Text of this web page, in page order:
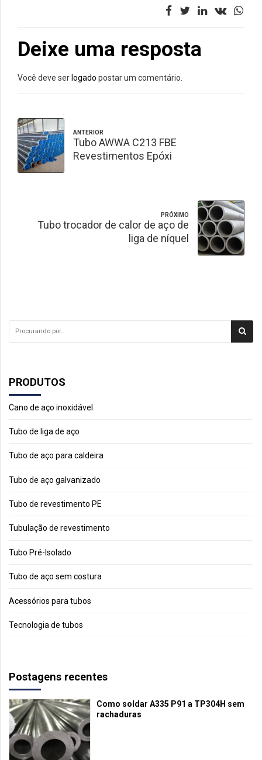
Deixe uma resposta
Você deve ser logado postar um comentário.
ANTERIOR
Tubo AWWA C213 FBE
Revestimentos Epóxi
PRÓXIMO
Tubo trocador de calor de aço de
liga de níquel
PRODUTOS
Cano de aço inoxidável
Tubo de liga de aço
Tubo de aço para caldeira
Tubo de aço galvanizado
Tubo de revestimento PE
Tubulação de revestimento
Tubo Pré-Isolado
Tubo de aço sem costura
Acessórios para tubos
Tecnologia de tubos
Postagens recentes
Como soldar A335 P91 a TP304H sem
rachaduras